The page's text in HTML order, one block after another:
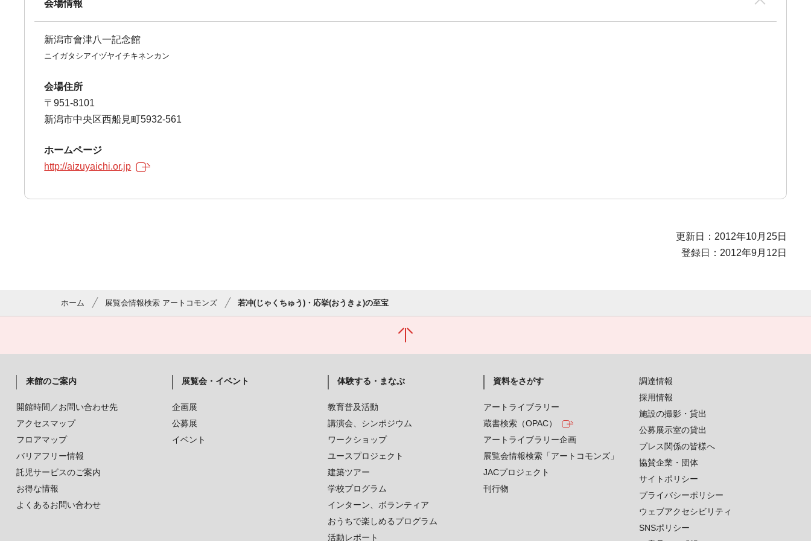
会場情報
新潟市會津八一記念館
ニイガタシアイヅヤイチキネンカン
会場住所
〒951-8101
新潟市中央区西船見町5932-561
ホームページ
http://aizuyaichi.or.jp
更新日：2012年10月25日
登録日：2012年9月12日
ホーム 展覧会情報検索 アートコモンズ 若冲(じゃくちゅう)・応挙(おうきょ)の至宝
来館のご案内
開館時間／お問い合わせ先
アクセスマップ
フロアマップ
バリアフリー情報
託児サービスのご案内
お得な情報
よくあるお問い合わせ
展覧会・イベント
企画展
公募展
イベント
体験する・まなぶ
教育普及活動
講演会、シンポジウム
ワークショップ
ユースプロジェクト
建築ツアー
学校プログラム
インターン、ボランティア
おうちで楽しめるプログラム
活動レポート
資料をさがす
アートライブラリー
蔵書検索（OPAC）
アートライブラリー企画
展覧会情報検索「アートコモンズ」
JACプロジェクト
刊行物
調達情報
採用情報
施設の撮影・貸出
公募展示室の貸出
プレス関係の皆様へ
協賛企業・団体
サイトポリシー
プライバシーポリシー
ウェブアクセシビリティ
SNSポリシー